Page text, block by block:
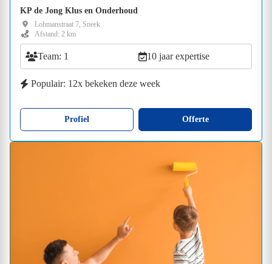
KP de Jong Klus en Onderhoud
Lohmanstraat 7, Sneek
Afstand: 2 km
Team: 1 10 jaar expertise
Populair: 12x bekeken deze week
Profiel Offerte